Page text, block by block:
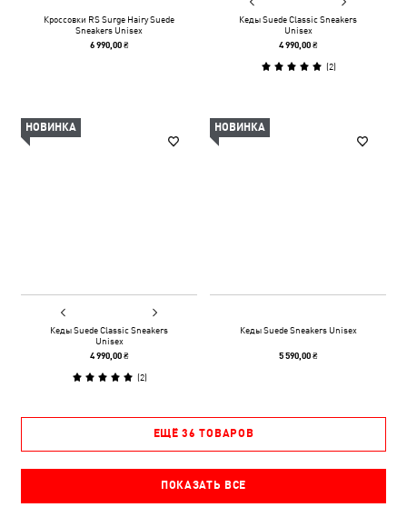
Кроссовки RS Surge Hairy Suede
Sneakers Unisex
6 990,00 ₴
Кеды Suede Classic Sneakers
Unisex
4 990,00 ₴
(2)
НОВИНКА
Кеды Suede Classic Sneakers
Unisex
4 990,00 ₴
(2)
НОВИНКА
Кеды Suede Sneakers Unisex
5 590,00 ₴
ЕЩЁ 36 ТОВАРОВ
ПОКАЗАТЬ ВСЕ